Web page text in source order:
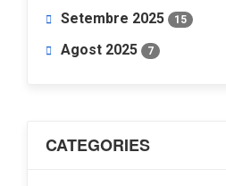
Setembre 2025 15
Agost 2025 7
CATEGORIES